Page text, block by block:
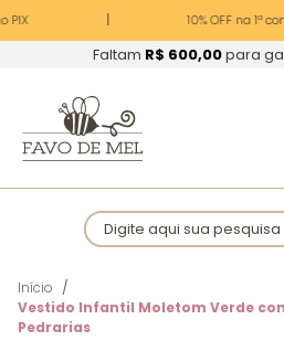
PIX 10% OFF na 1ª
Faltam R$ 600,00para
Digite aqui sua pesquisa
Início
Vestido Infantil Moletom Verde
Pedrarias